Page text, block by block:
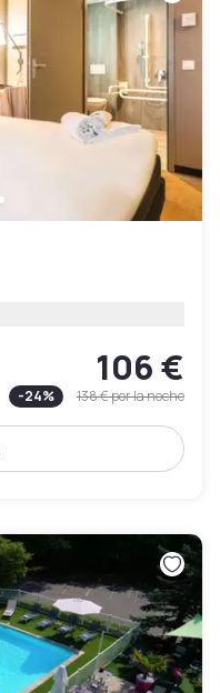
106 €
-24% 138 €por la noche